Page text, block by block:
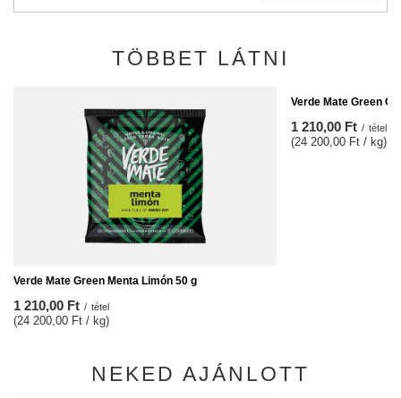
TÖBBET LÁTNI
Verde Mate Green Menta Limón 50 g
1 210,00 Ft / tétel
(24 200,00 Ft / kg)
Verde Mate Green
1 210,00 Ft / tétel
(24 200,00 Ft / kg)
NEKED AJÁNLOTT